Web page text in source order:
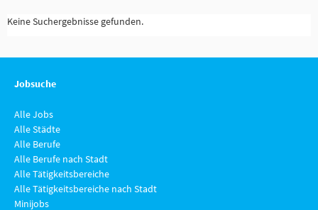
Keine Suchergebnisse gefunden.
Jobsuche
Alle Jobs
Alle Städte
Alle Berufe
Alle Berufe nach Stadt
Alle Tätigkeitsbereiche
Alle Tätigkeitsbereiche nach Stadt
Minijobs